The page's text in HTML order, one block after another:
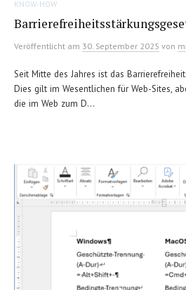
KNOW-HOW
Veröffentlicht am 30. September 2025 von
Seit Mitte des Jahres ist das
Dies gilt im Wesentlichen für Web-Sites,
die im Web zum D...